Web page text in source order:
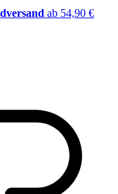
ab 54,90 €